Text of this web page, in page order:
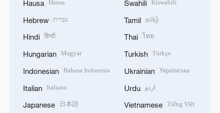
Hausa Hausa
Hebrew עברית
Hindi हिन्दी
Hungarian Magyar
Indonesian Bahasa Indonesia
Italian Italiano
Japanese 日本語
Swahili Kiswahili
Tamil தமிழ்
Thai ไทย
Turkish Türkçe
Ukrainian Українська
Urdu اردو
Vietnamese Tiếng Việt